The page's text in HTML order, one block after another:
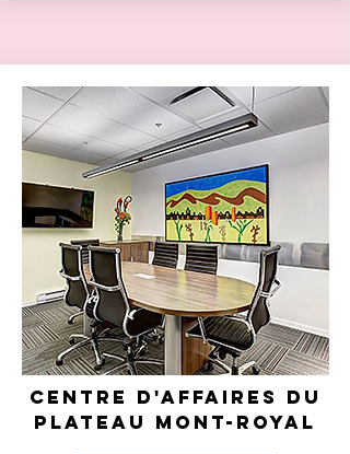
CENTRE D'AFFAIRES DU
PLATEAU MONT-ROYAL